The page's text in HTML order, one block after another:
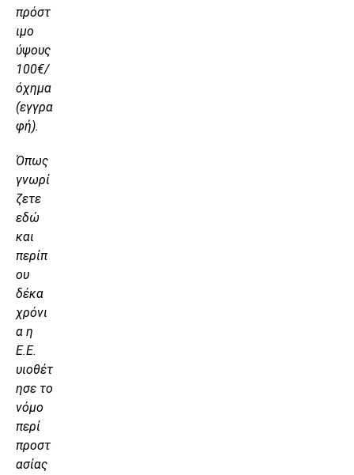
πρόστ
ιμο
ύψους
100€/
όχημα
(εγγρα
φή).
Όπως
γνωρί
ζετε
εδώ
και
περίπ
ου
δέκα
χρόνι
α η
Ε.Ε.
υιοθέτ
ησε το
νόμο
περί
προστ
ασίας